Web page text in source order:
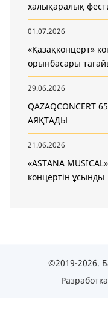
халықаралық
01.07.2026
«Қазақконцерт»
орынбасары
29.06.2026
АЯҚТАДЫ
21.06.2026
«ASTANA
концертін ұсынды
©2019-2026.